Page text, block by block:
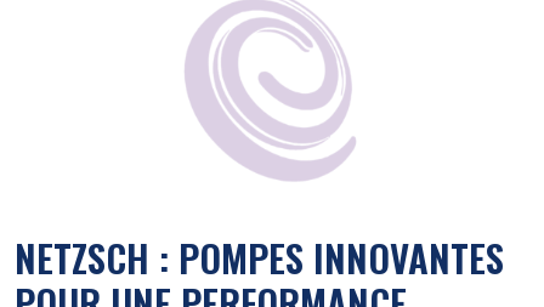
NETZSCH : POMPES INNOVANTES